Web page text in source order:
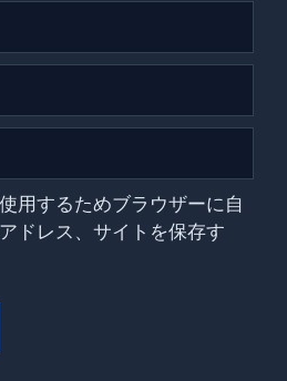
用するためブラウザーに自
ドレス、サイトを保存す